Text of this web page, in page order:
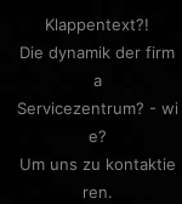
Klappentext?!
Die dynamik der firm
a
Servicezentrum? - wi
e?
Um uns zu kontaktie
ren.